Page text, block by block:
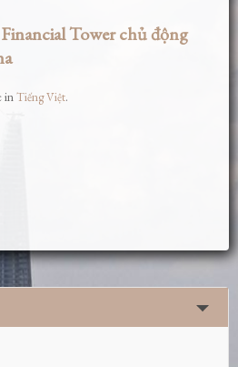
Tower chủ động
inTiếng Việt.